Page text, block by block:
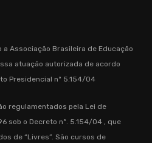
a Associação Brasileira de Educação
atuação autorizada de acordo
Presidencial nº 5.154/04
regulamentados pela Lei de
sob o Decreto nº. 5.154/04 , que
de “Livres”. São cursos de